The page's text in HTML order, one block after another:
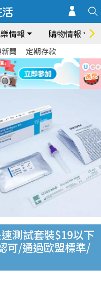
情報 購物情報
聞 定期存款
測試套裝$19以下
可/通過歐盟標準/